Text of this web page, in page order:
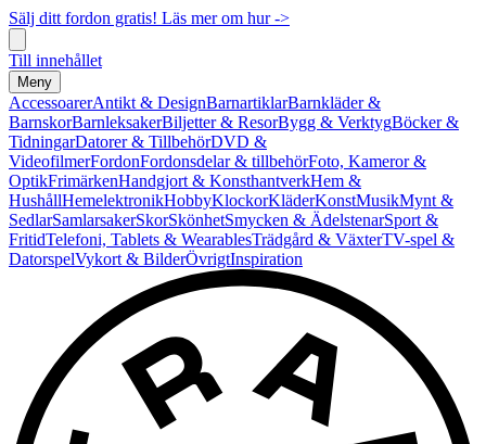
Sälj ditt fordon gratis! Läs mer om hur ->
Till innehållet
Meny
AccessoarerAntikt & DesignBarnartiklarBarnkläder &
BarnskorBarnleksakerBiljetter & ResorBygg & VerktygBöcker &
TidningarDatorer & TillbehörDVD &
VideofilmerFordonFordonsdelar & tillbehörFoto, Kameror &
OptikFrimärkenHandgjort & KonsthantverkHem &
HushållHemelektronikHobbyKlockorKläderKonstMusikMynt &
SedlarSamlarsakerSkorSkönhetSmycken & ÄdelstenarSport &
FritidTelefoni, Tablets & WearablesTrädgård & VäxterTV-spel &
DatorspelVykort & BilderÖvrigtInspiration